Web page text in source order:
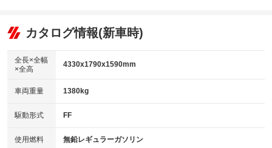
リフトアップ
：装備なし
：装備なし
パワーウィンドウ
アイドリングストップ
：装備なし
USB入力端子
：装備あり
100V電源
：装備なし
ビジュアル
：装備なし
：装備あり
革シート
キーレス
HID(キセノンライト)
：装備なし
バックカメラ
：装備あり
カタログ情報(新車時)
全長×全幅
×全高
4330x1790x1590mm
車両重量 1380kg
駆動形式 FF
使用燃料 無鉛レギュラーガソリン